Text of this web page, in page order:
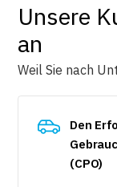
Unsere
an
Weil Sie nach
Den
(CPO)